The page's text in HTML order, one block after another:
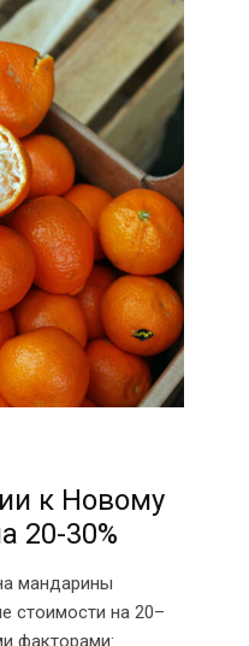
к Новому
20-30%
мандарины
стоимости на 20–
факторами: